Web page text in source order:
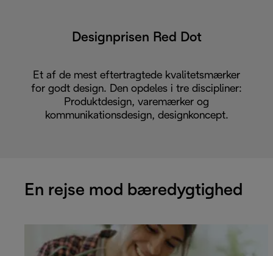
Designprisen Red Dot
Et af de mest eftertragtede kvalitetsmærker
for godt design. Den opdeles i tre discipliner:
Produktdesign, varemærker og
kommunikationsdesign, designkoncept.
En rejse mod bæredygtighed